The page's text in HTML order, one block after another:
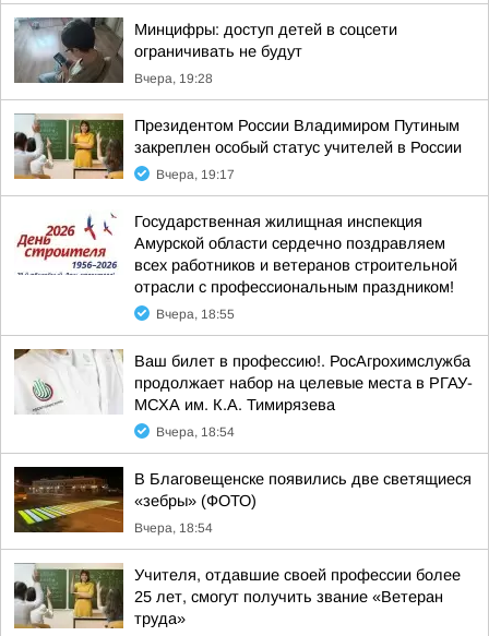
Минцифры: доступ детей в соцсети
ограничивать не будут
Вчера, 19:28
Президентом России Владимиром Путиным
закреплен особый статус учителей в России
Вчера, 19:17
Государственная жилищная инспекция
Амурской области сердечно поздравляем
всех работников и ветеранов строительной
отрасли с профессиональным праздником!
Вчера, 18:55
Ваш билет в профессию!. РосАгрохимслужба
продолжает набор на целевые места в РГАУ-
МСХА им. К.А. Тимирязева
Вчера, 18:54
В Благовещенске появились две светящиеся
«зебры» (ФОТО)
Вчера, 18:54
Учителя, отдавшие своей профессии более
25 лет, смогут получить звание «Ветеран
труда»